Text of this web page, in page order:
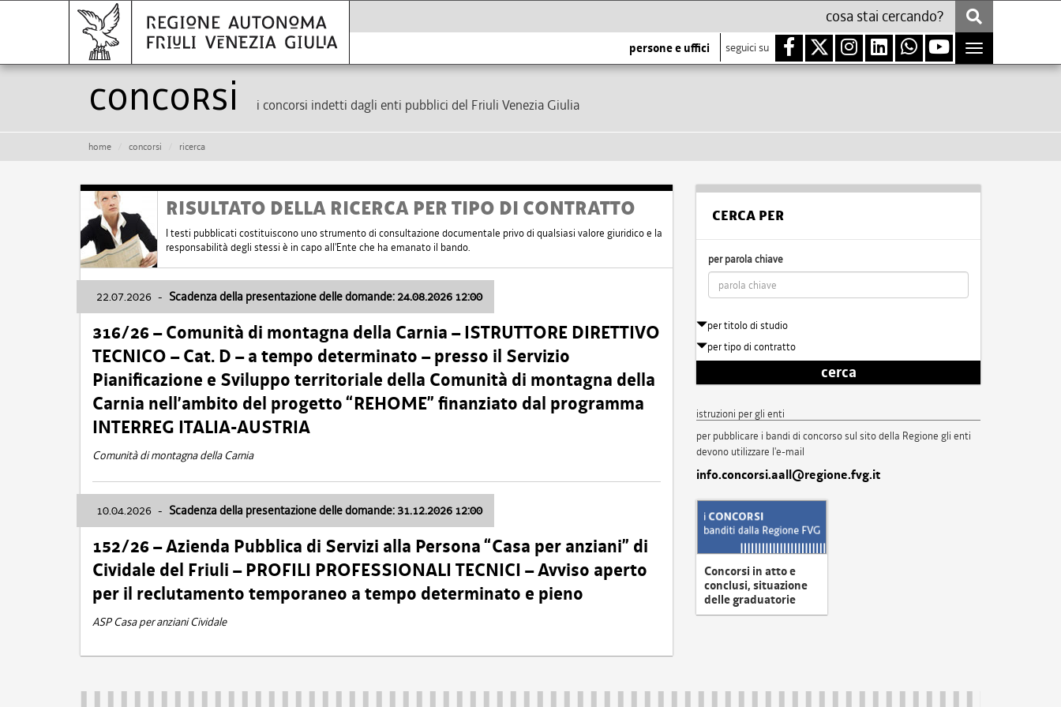
persone e uffici seguici su
Toggle
navigation
Concorsi i concorsi indetti dagli enti pubblici del Friuli Venezia Giulia
home concorsi ricerca
RISULTATO DELLA RICERCA PER TIPO DI CONTRATTO
I testi pubblicati costituiscono uno strumento di consultazione documentale privo di qualsiasi valore giuridico e la
responsabilità degli stessi è in capo all'Ente che ha emanato il bando.
22.07.2026 - Scadenza della presentazione delle domande: 24.08.2026 12:00
316/26 – Comunità di montagna della Carnia – ISTRUTTORE DIRETTIVO
TECNICO – Cat. D – a tempo determinato – presso il Servizio
Pianificazione e Sviluppo territoriale della Comunità di montagna della
Carnia nell’ambito del progetto “REHOME” finanziato dal programma
INTERREG ITALIA-AUSTRIA
Comunità di montagna della Carnia
10.04.2026 - Scadenza della presentazione delle domande: 31.12.2026 12:00
152/26 – Azienda Pubblica di Servizi alla Persona “Casa per anziani” di
Cividale del Friuli – PROFILI PROFESSIONALI TECNICI – Avviso aperto
per il reclutamento temporaneo a tempo determinato e pieno
ASP Casa per anziani Cividale
CERCA PER
per parola chiave
per titolo di studio
per tipo di contratto
cerca
istruzioni per gli enti
per pubblicare i bandi di concorso sul sito della Regione gli enti
devono utilizzare l'e-mail
info.concorsi.aall@regione.fvg.it
Concorsi in atto e
conclusi, situazione
delle graduatorie